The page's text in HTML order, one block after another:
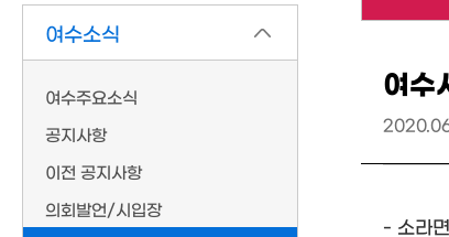
여수소식
여수주요소식
공지사항
이전 공지사항
의회발언/시입장
여수
- 소라